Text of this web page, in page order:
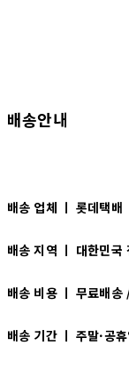
배송안내
배송 업체 ㅣ 롯데택배
배송 지역 ㅣ 대한민국
배송 비용 ㅣ무료배송
배송 기간 ㅣ주말·공